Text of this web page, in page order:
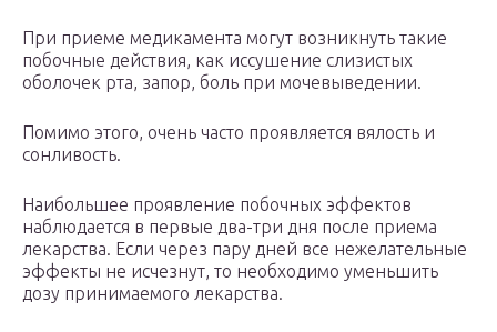
При приеме медикамента могут возникнуть такие
побочные действия, как иссушение слизистых
оболочек рта, запор, боль при мочевыведении.
Помимо этого, очень часто проявляется вялость и
сонливость.
Наибольшее проявление побочных эффектов
наблюдается в первые два-три дня после приема
лекарства. Если через пару дней все нежелательные
эффекты не исчезнут, то необходимо уменьшить
дозу принимаемого лекарства.